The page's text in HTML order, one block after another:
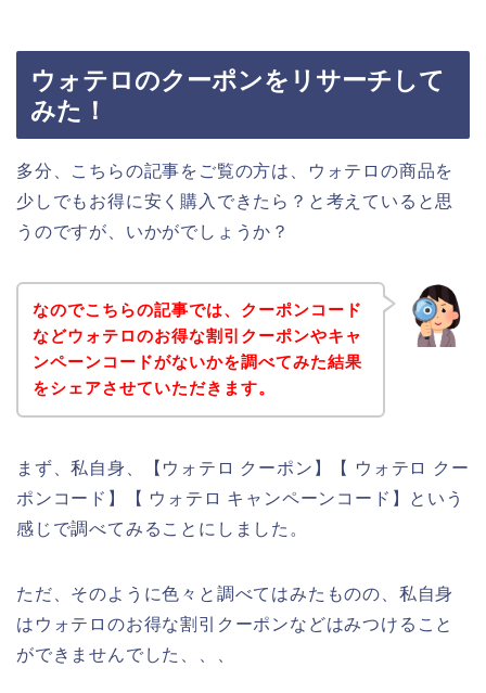
ウォテロのクーポンをリサーチして
みた！
多分、こちらの記事をご覧の方は、ウォテロの商品を
少しでもお得に安く購入できたら？と考えていると思
うのですが、いかがでしょうか？
なのでこちらの記事では、クーポンコード
などウォテロのお得な割引クーポンやキャ
ンペーンコードがないかを調べてみた結果
をシェアさせていただきます。
まず、私自身、【ウォテロ クーポン】【 ウォテロ クー
ポンコード】【 ウォテロ キャンペーンコード】という
感じで調べてみることにしました。
ただ、そのように色々と調べてはみたものの、私自身
はウォテロのお得な割引クーポンなどはみつけること
ができませんでした、、、